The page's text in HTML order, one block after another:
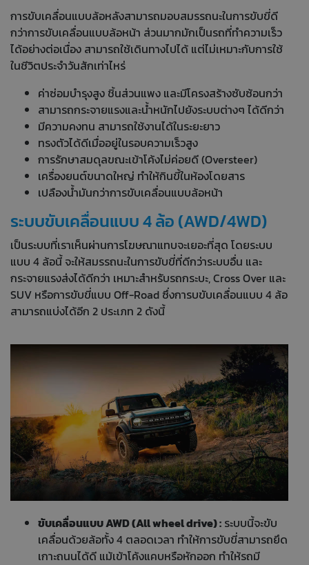
การขับเคลื่อนแบบล้อหลังสามารถมอบสมรรถนะในการขับขี่ดี
กว่าการขับเคลื่อนแบบล้อหน้า ส่วนมากมักเป็นรถที่ทำความเร็ว
ได้อย่างต่อเนื่อง สามารถใช้เดินทางไปได้ แต่ไม่เหมาะกับการใช้
ในชีวิตประจำวันสักเท่าไหร่
ค่าซ่อมบำรุงสูง ชิ้นส่วนแพง และมีโครงสร้างซับซ้อนกว่า
สามารถกระจายแรงและน้ำหนักไปยังระบบต่างๆ ได้ดีกว่า
มีความคงทน สามารถใช้งานได้ในระยะยาว
ทรงตัวได้ดีเมื่ออยู่ในรอบความเร็วสูง
การรักษาสมดุลขณะเข้าโค้งไม่ค่อยดี (Oversteer)
เครื่องยนต์ขนาดใหญ่ ทำให้กินขี้ในห้องโดยสาร
เปลืองน้ำมันกว่าการขับเคลื่อนแบบล้อหน้า
ระบบขับเคลื่อนแบบ 4 ล้อ (AWD/4WD)
เป็นระบบที่เราเห็นผ่านการโฆษณาแทบจะเยอะที่สุด โดยระบบ
แบบ 4 ล้อนี้ จะให้สมรรถนะในการขับขี่ที่ดีกว่าระบบอื่น และ
กระจายแรงส่งได้ดีกว่า เหมาะสำหรับรถกระบะ, Cross Over และ
SUV หรือการขับขี่แบบ Off-Road ซึ่งการบขับเคลื่อนแบบ 4 ล้อ
สามารถแบ่งได้อีก 2 ประเภท 2 ดังนี้
ขับเคลื่อนแบบ AWD (All wheel drive) : ระบบนี้จะขับ
เคลื่อนด้วยล้อทั้ง 4 ตลอดเวลา ทำให้การขับขี่สามารถยึด
เกาะถนนได้ดี แม้เข้าโค้งแคบหรือหักออก ทำให้รถมี